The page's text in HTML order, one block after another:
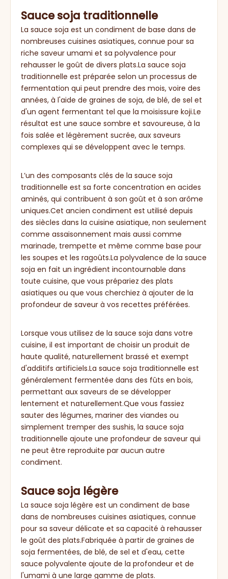
Sauce soja traditionnelle
La sauce soja est un condiment de base dans de
nombreuses cuisines asiatiques, connue pour sa
riche saveur umami et sa polyvalence pour
rehausser le goût de divers plats.La sauce soja
traditionnelle est préparée selon un processus de
fermentation qui peut prendre des mois, voire des
années, à l'aide de graines de soja, de blé, de sel et
d'un agent fermentant tel que la moisissure koji.Le
résultat est une sauce sombre et savoureuse, à la
fois salée et légèrement sucrée, aux saveurs
complexes qui se développent avec le temps.
L’un des composants clés de la sauce soja
traditionnelle est sa forte concentration en acides
aminés, qui contribuent à son goût et à son arôme
uniques.Cet ancien condiment est utilisé depuis
des siècles dans la cuisine asiatique, non seulement
comme assaisonnement mais aussi comme
marinade, trempette et même comme base pour
les soupes et les ragoûts.La polyvalence de la sauce
soja en fait un ingrédient incontournable dans
toute cuisine, que vous prépariez des plats
asiatiques ou que vous cherchiez à ajouter de la
profondeur de saveur à vos recettes préférées.
Lorsque vous utilisez de la sauce soja dans votre
cuisine, il est important de choisir un produit de
haute qualité, naturellement brassé et exempt
d'additifs artificiels.La sauce soja traditionnelle est
généralement fermentée dans des fûts en bois,
permettant aux saveurs de se développer
lentement et naturellement.Que vous fassiez
sauter des légumes, mariner des viandes ou
simplement tremper des sushis, la sauce soja
traditionnelle ajoute une profondeur de saveur qui
ne peut être reproduite par aucun autre
condiment.
Sauce soja légère
La sauce soja légère est un condiment de base
dans de nombreuses cuisines asiatiques, connue
pour sa saveur délicate et sa capacité à rehausser
le goût des plats.Fabriquée à partir de graines de
soja fermentées, de blé, de sel et d'eau, cette
sauce polyvalente ajoute de la profondeur et de
l'umami à une large gamme de plats.